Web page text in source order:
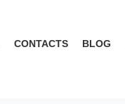
CONTACTS BLOG